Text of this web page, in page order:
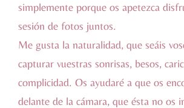
simplemente porque os apetezca
sesión de fotos juntos.
Me gusta la naturalidad, que seáis
capturar vuestras sonrisas, besos,
complicidad. Os ayudaré a que os
delante de la cámara, que ésta no os